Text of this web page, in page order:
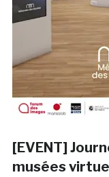
[EVENT]
musées